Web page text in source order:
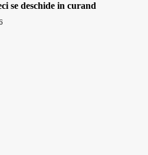
se deschide in curand